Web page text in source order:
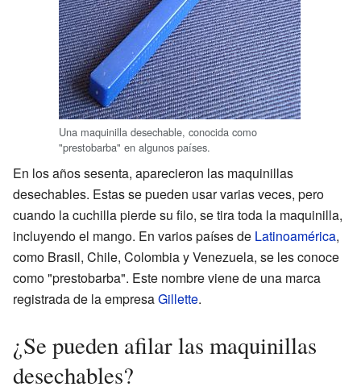
Una maquinilla desechable, conocida como
"prestobarba" en algunos países.
En los años sesenta, aparecieron las maquinillas
desechables. Estas se pueden usar varias veces, pero
cuando la cuchilla pierde su filo, se tira toda la maquinilla,
incluyendo el mango. En varios países de Latinoamérica,
como Brasil, Chile, Colombia y Venezuela, se les conoce
como "prestobarba". Este nombre viene de una marca
registrada de la empresaGillette.
¿Se pueden afilar las maquinillas
desechables?